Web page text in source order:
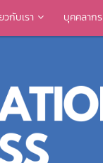
วกับเรา บุคคลากร